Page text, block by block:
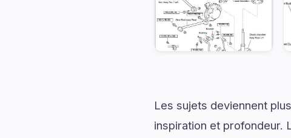
Les sujets deviennent
inspiration et profondeur.